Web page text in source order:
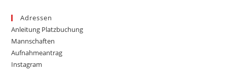
Adressen
Anleitung Platzbuchung
Mannschaften
Aufnahmeantrag
Instagram